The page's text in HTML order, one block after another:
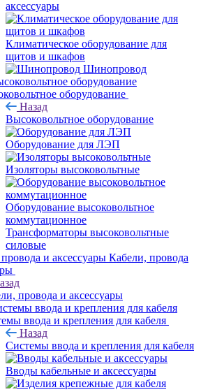
аксессуары
Климатическое оборудование для
щитов и шкафов
Шинопровод
оборудование
Назад
Высоковольтное оборудование
Оборудование для ЛЭП
Изоляторы высоковольтные
Оборудование высоковольтное
коммутационное
Трансформаторы высоковольтные
силовые
Кабели, провода
провода и аксессуары
ввода и крепления для кабеля
Назад
Системы ввода и крепления для кабеля
Вводы кабельные и аксессуары